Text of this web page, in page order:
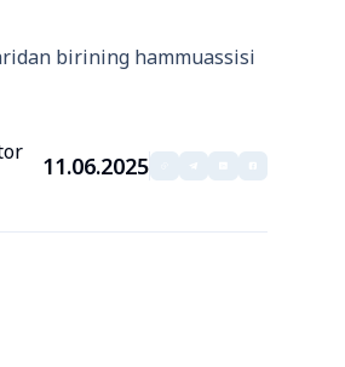
birining hammuassisi
11.06.2025